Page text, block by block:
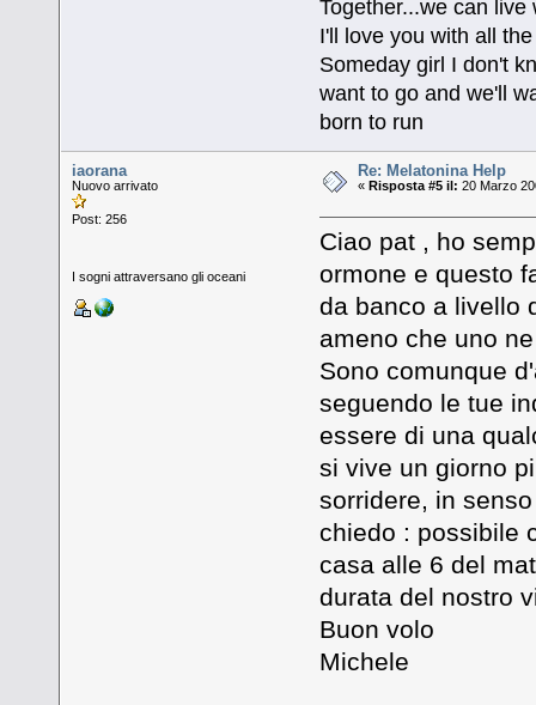
Together...we can live
I'll love you with all
Someday girl I don't
want to go and we'll
born to run
iaorana
Nuovo arrivato
Post: 256
I sogni attraversano gli oceani
Re: Melatonina Help
«Risposta #5 il: 20 Marzo
Ciao pat , ho
ormone e questo
da banco a livello
ameno che uno
Sono comunque
seguendo le tue
essere di una
si vive un giorno
sorridere, in
chiedo : possibile
casa alle 6 del
durata del nostro
Buon volo
Michele